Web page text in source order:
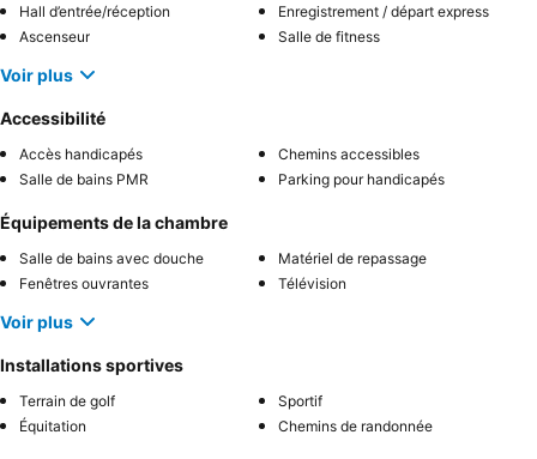
Hall d’entrée/réception
Enregistrement / départ express
Ascenseur
Salle de fitness
Voir plus
Accessibilité
Accès handicapés
Chemins accessibles
Salle de bains PMR
Parking pour handicapés
Équipements de la chambre
Salle de bains avec douche
Matériel de repassage
Fenêtres ouvrantes
Télévision
Voir plus
Installations sportives
Terrain de golf
Sportif
Équitation
Chemins de randonnée